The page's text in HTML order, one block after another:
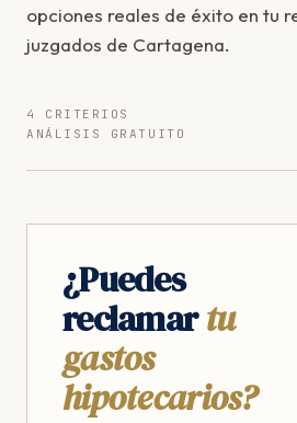
opciones reales de éxito en tu
juzgados de Cartagena.
4 CRITERIOS
ANÁLISIS GRATUITO
¿Puedes
reclamartu
gastos
hipotecarios?